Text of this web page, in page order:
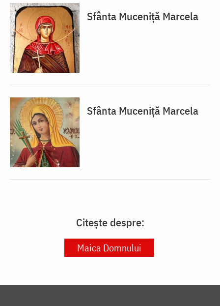
Sfânta Muceniță Marcela
Sfânta Muceniță Marcela
Citește despre:
Maica Domnului